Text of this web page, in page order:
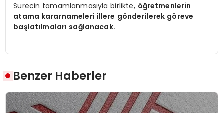
Sürecin tamamlanmasıyla birlikte, öğretmenlerin
atama kararnameleri illere gönderilerek göreve
başlatılmaları sağlanacak.
Benzer Haberler